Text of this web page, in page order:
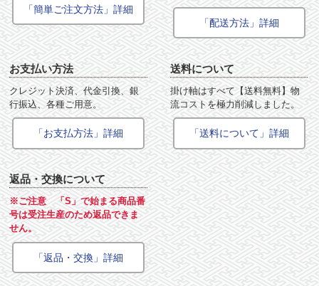
「簡単ご注文方法」詳細
「配送方法」詳細
お支払い方法
クレジット決済、代金引換、銀
行振込、各種ご用意。
「お支払方法」詳細
送料について
掛け軸はすべて【送料無料】物
流コストを極力削減しました。
「送料について」詳細
返品・交換について
※ご注意 「S」で始まる商品番
号は受注生産のため返品できま
せん。
「返品・交換」詳細